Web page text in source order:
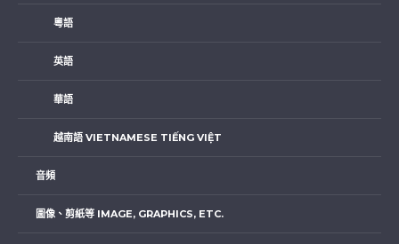
粵語
英語
華語
越南語 VIETNAMESE TIẾNG VIỆT
音頻
圖像、剪紙等 IMAGE, GRAPHICS, ETC.